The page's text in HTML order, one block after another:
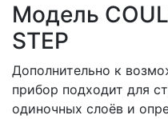
Модель
STEP
Дополнительно к
прибор подходит для
одиночных слоёв и